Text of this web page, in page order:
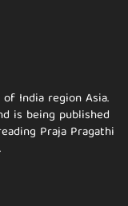
India region Asia.
is being published
Praja Pragathi